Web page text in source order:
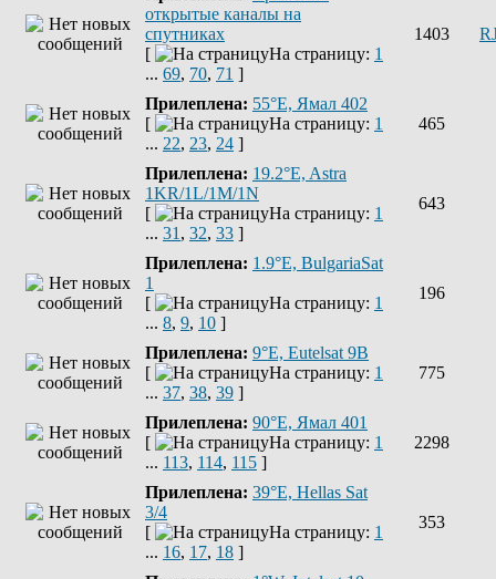
открытые каналы на
спутниках
[
На страницу: 1
... 69, 70, 71 ]
1403
Прилеплена: 55°E, Ямал 402
[
На страницу: 1
... 22, 23, 24 ]
465
Прилеплена: 19.2°E, Astra
1KR/1L/1M/1N
[
На страницу: 1
... 31 , 32, 33 ]
643
Прилеплена: 1.9°E, BulgariaSat
1
[
На страницу: 1
... 8, 9, 10 ]
196
Прилеплена: 9°E, Eutelsat 9B
[
На страницу: 1
... 37, 38, 39 ]
775
Прилеплена: 90°E, Ямал 401
[
На страницу: 1
... 113, 114, 115 ]
2298
Прилеплена: 39°E, Hellas Sat
3/4
[
На страницу: 1
... 16, 17, 18 ]
353